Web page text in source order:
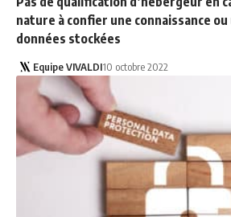
nature à confier une connaissance
données stockées
Equipe VIVALDI10 octobre 2022